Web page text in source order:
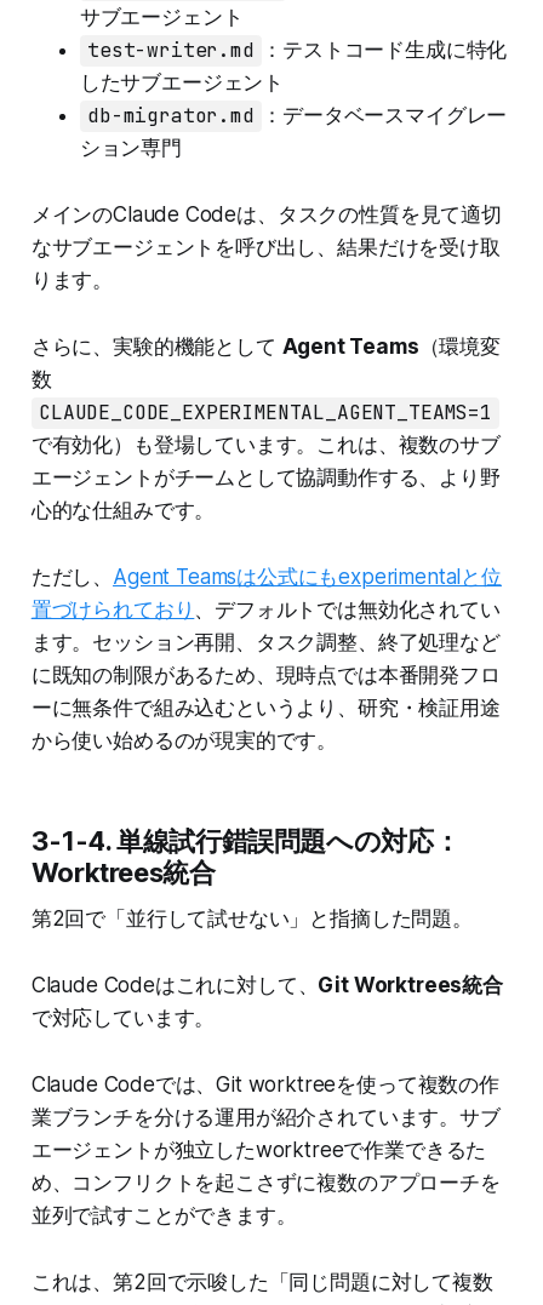
サブエージェント
test-writer.md
：テストコード生成に特化
したサブエージェント
db-migrator.md
：データベースマイグレー
ション専門
メインのClaude Codeは、タスクの性質を見て適切
なサブエージェントを呼び出し、結果だけを受け取
ります。
さらに、実験的機能として Agent Teams （環境変
数
CLAUDE_CODE_EXPERIMENTAL_AGENT_TEAMS=1
で有効化）も登場しています。これは、複数のサブ
エージェントがチームとして協調動作する、より野
心的な仕組みです。
ただし、 Agent Teamsは公式にもexperimentalと位
置づけられており 、デフォルトでは無効化されてい
ます。セッション再開、タスク調整、終了処理など
に既知の制限があるため、現時点では本番開発フロ
ーに無条件で組み込むというより、研究・検証用途
から使い始めるのが現実的です。
3-1-4. 単線試行錯誤問題への対応：
Worktrees統合
第2回で「並行して試せない」と指摘した問題。
Claude Codeはこれに対して、 Git Worktrees統合
で対応しています。
Claude Codeでは、Git worktreeを使って複数の作
業ブランチを分ける運用が紹介されています。サブ
エージェントが独立したworktreeで作業できるた
め、コンフリクトを起こさずに複数のアプローチを
並列で試すことができます。
これは、第2回で示唆した「同じ問題に対して複数